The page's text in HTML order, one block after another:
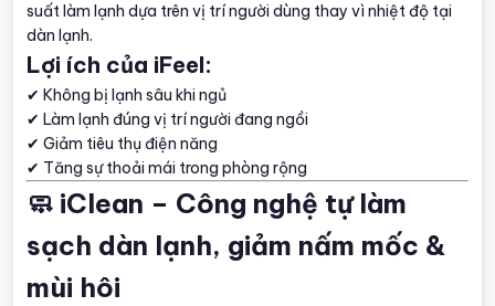
suất làm lạnh dựa trên vị trí người dùng thay vì nhiệt độ tại
dàn lạnh.
Lợi ích của iFeel:
✔ Không bị lạnh sâu khi ngủ
✔ Làm lạnh đúng vị trí người đang ngồi
✔ Giảm tiêu thụ điện năng
✔ Tăng sự thoải mái trong phòng rộng
🧼 iClean – Công nghệ tự làm
sạch dàn lạnh, giảm nấm mốc &
mùi hôi